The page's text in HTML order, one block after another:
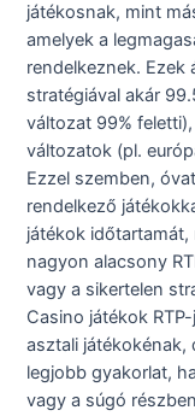
játékosnak, mint
amelyek a
rendelkeznek. Ezek
stratégiával akár
változat 99%
változatok (pl.
Ezzel szemben,
rendelkező
játékok
nagyon alacsony
vagy a sikertelen
Casino játékok
asztali játékokénak,
legjobb gyakorlat,
vagy a súgó